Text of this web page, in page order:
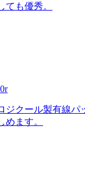
ても優秀。
ジクール製有線パ
めます。